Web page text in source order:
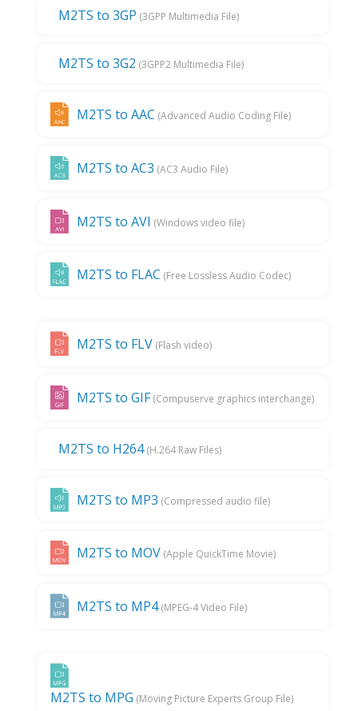
M2TS to 3GP (3GPP Multimedia File)
M2TS to 3G2 (3GPP2 Multimedia File)
M2TS to AAC (Advanced Audio Coding File)
M2TS to AC3 (AC3 Audio File)
M2TS to AVI (Windows video file)
M2TS to FLAC (Free Lossless Audio Codec)
M2TS to FLV (Flash video)
M2TS to GIF (Compuserve graphics interchange)
M2TS to H264(H.264 Raw Files)
M2TS to MP3 (Compressed audio file)
M2TS to MOV (Apple QuickTime Movie)
M2TS to MP4(MPEG-4 Video File)
M2TS to MPG (Moving Picture Experts Group File)